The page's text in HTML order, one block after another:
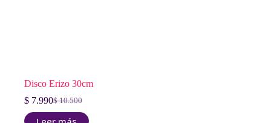
Disco Erizo 30cm
$10.500
El
precio
$ 7.990El
precio